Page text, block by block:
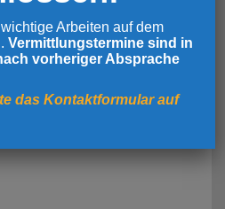
Arbeiten auf dem
Vermittlungstermine sind in
vorheriger Absprache
das Kontaktformular auf